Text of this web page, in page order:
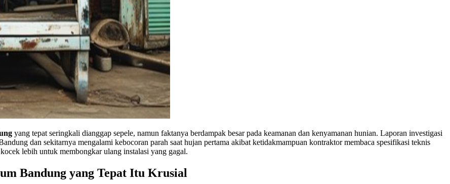
yang tepat seringkali dianggap sepele, namun faktanya berdampak besar pada keamanan dan kenyamanan hunian. Laporan investigasi
dan sekitarnya mengalami kebocoran parah saat hujan pertama akibat ketidakmampuan kontraktor membaca spesifikasi teknis
lebih untuk membongkar ulang instalasi yang gagal.
Bandung yang Tepat Itu Krusial